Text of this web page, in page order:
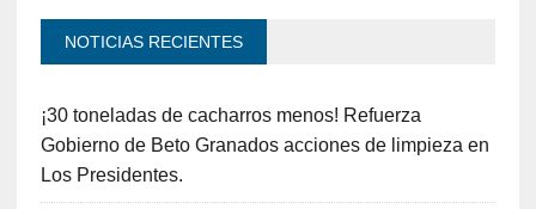
NOTICIAS RECIENTES
¡30 toneladas de cacharros menos! Refuerza
Gobierno de Beto Granados acciones de limpieza en
Los Presidentes.